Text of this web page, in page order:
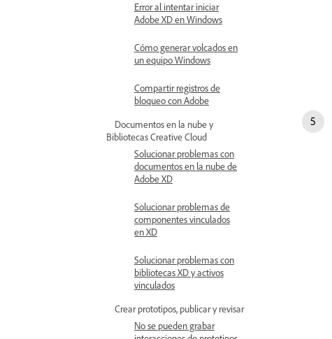
Error al intentar iniciar
Adobe XD en Windows
Cómo generar volcados en
un equipo Windows
Compartir registros de
bloqueo con Adobe
Documentos en la nube y
Bibliotecas Creative Cloud
Solucionar problemas con
documentos en la nube de
Adobe XD
Solucionar problemas de
componentes vinculados
en XD
Solucionar problemas con
bibliotecas XD y activos
vinculados
Crear prototipos, publicar y revisar
No se pueden grabar